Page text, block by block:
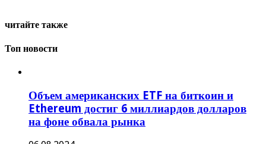
читайте также
Топ новости
Объем американских ETF на биткоин и
Ethereum достиг 6 миллиардов долларов
на фоне обвала рынка